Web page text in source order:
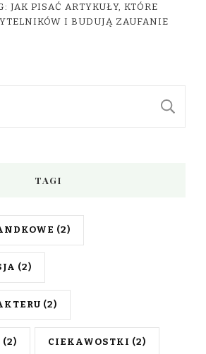
JAK PISAĆ ARTYKUŁY, KTÓRE
I BUDUJĄ ZAUFANIE
TAGI
(2)
(2)
(2)
(2) CIEKAWOSTKI (2)